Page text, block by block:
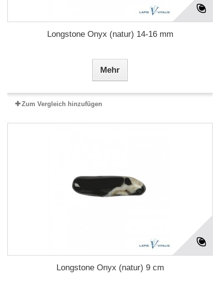
Longstone Onyx (natur) 14-16 mm
Mehr
Zum Vergleich hinzufügen
Longstone Onyx (natur) 9 cm